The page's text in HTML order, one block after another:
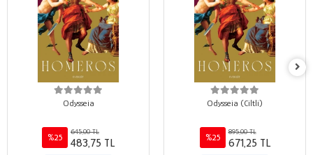
Odysseia
%25
645,00 TL
483,75 TL
Odysseia (Ciltli)
%25
895,00 TL
671,25 TL